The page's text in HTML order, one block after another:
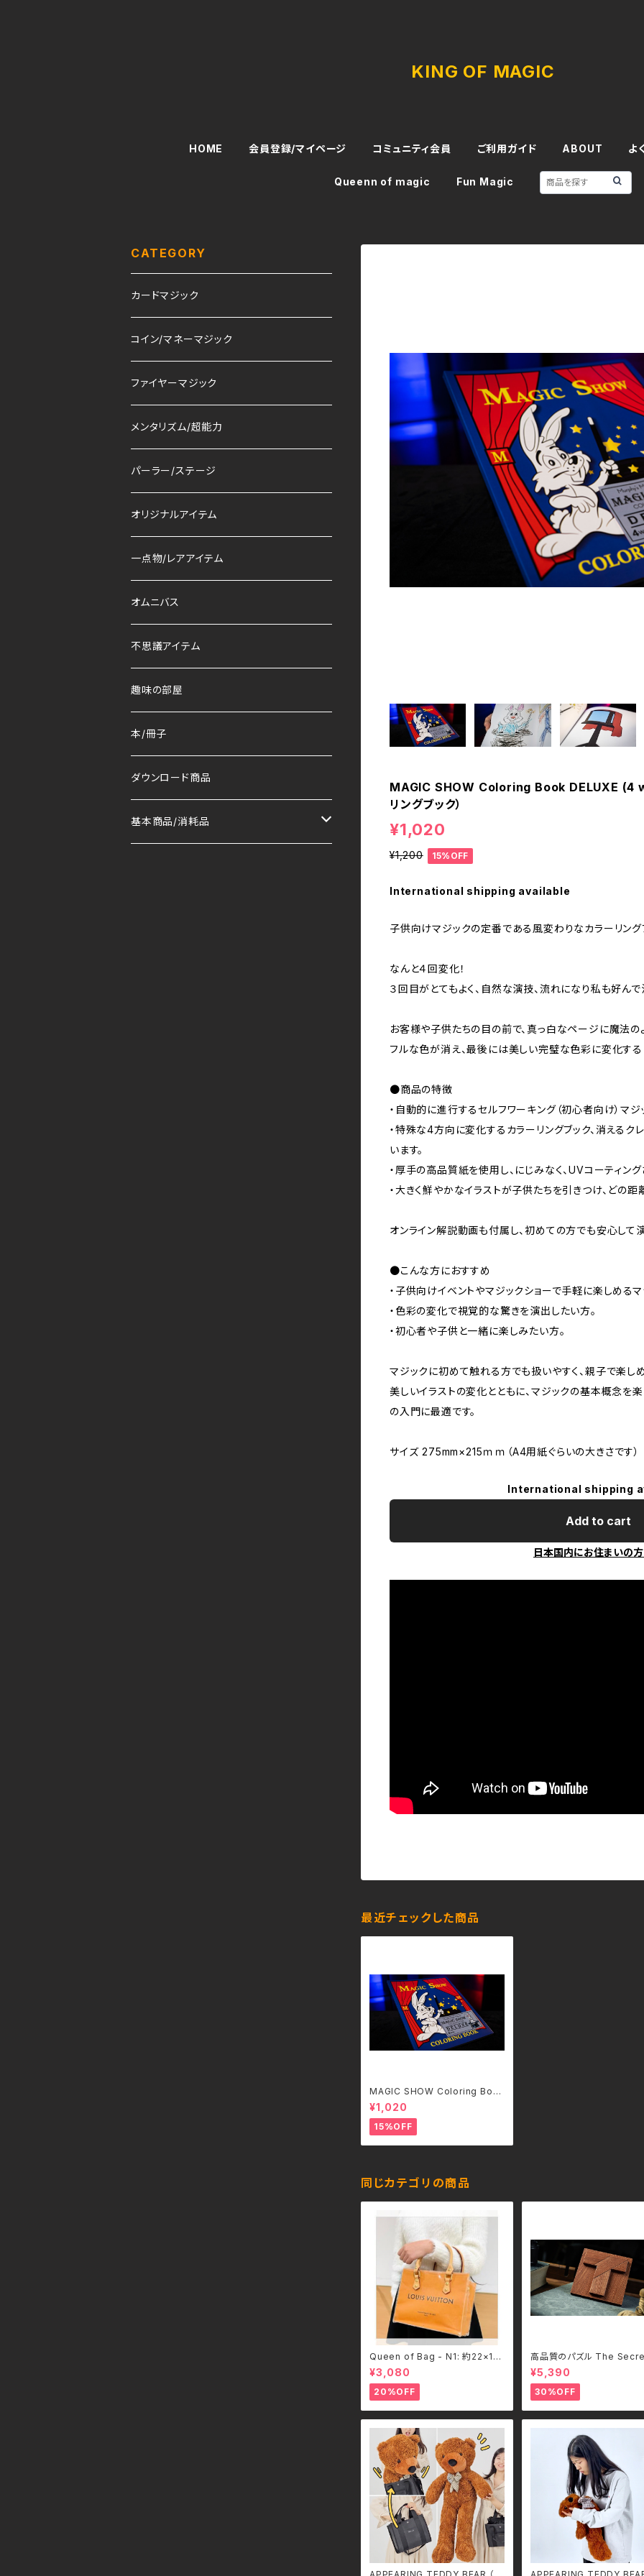
KING OF MAGIC
HOME 会員登録/マイページ コミュニティ会員 ご利用ガイド ABOUT よ
Queenn of magic Fun Magic
MAGIC SHOW Coloring Book DELUXE (4
リングブック）
¥1,020
¥1,200 15%OFF
International shipping available
子供向けマジックの定番である風変わりなカラーリング
なんと４回変化！
３回目がとてもよく、自然な演技、流れになり私も好んで
お客様や子供たちの目の前で、真っ白なページに魔法
フルな色が消え、最後には美しい完璧な色彩に変化する
●商品の特徴
・自動的に進行するセルフワーキング（初心者向け）マジ
・特殊な4方向に変化するカラーリングブック、消えるク
います。
・厚手の高品質紙を使用し、にじみなく、UVコーティン
・大きく鮮やかなイラストが子供たちを引きつけ、どの
オンライン解説動画も付属し、初めての方でも安心して
●こんな方におすすめ
・子供向けイベントやマジックショーで手軽に楽しめる
・色彩の変化で視覚的な驚きを演出したい方。
・初心者や子供と一緒に楽しみたい方。
マジックに初めて触れる方でも扱いやすく、親子で楽し
美しいイラストの変化とともに、マジックの基本概念を
の入門に最適です。
サイズ 275mm×215ｍｍ（A4用紙ぐらいの大きさです）
International shipping
Add to cart
日本国内にお住まいの
最近チェックした商品
MAGIC SHOW Coloring Boo
k DELUXE (4 way)（（マジックシ
ョー カラーリングブック）
¥1,020
15%OFF
同じカテゴリの商品
Queen of Bag - N1: 約22×11.
5×18cm (横型・底鋲つき)
¥3,080
20%OFF
高品質のパズル The
TCC
¥5,390
30%OFF
CATEGORY
カードマジック
コイン/マネーマジック
ファイヤーマジック
メンタリズム/超能力
パーラー/ステージ
オリジナルアイテム
一点物/レアアイテム
オムニバス
不思議アイテム
趣味の部屋
本/冊子
ダウンロード商品
基本商品/消耗品